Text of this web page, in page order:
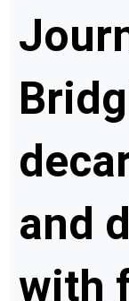
and
with